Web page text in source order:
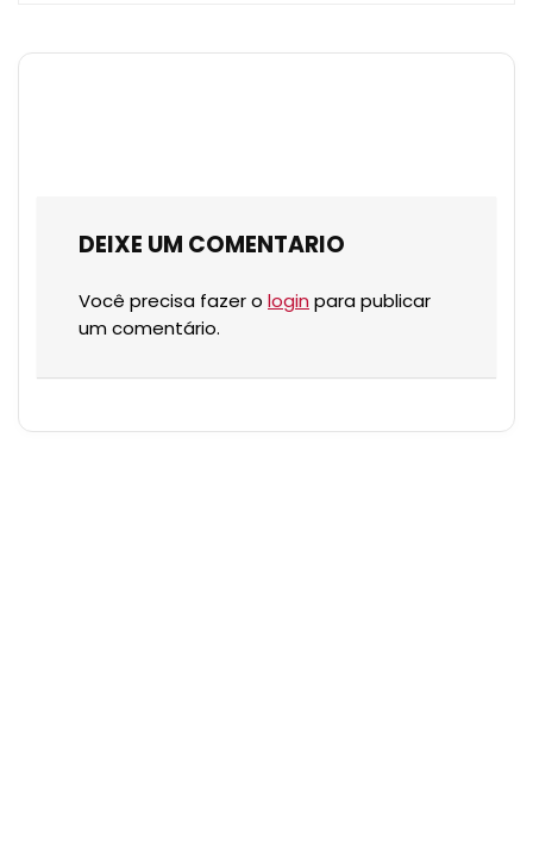
DEIXE UM COMENTARIO
Você precisa fazer o login para publicar
um comentário.